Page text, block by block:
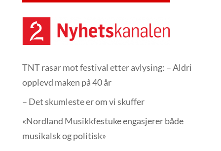
TNT rasar mot festival etter avlysing: – Aldri
opplevd maken på 40 år
– Det skumleste er om vi skuffer
«Nordland Musikkfest­uke engasjerer både
musikalsk og politisk»